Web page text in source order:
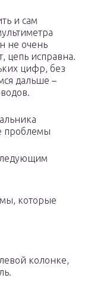
и сам
не очень
цепь исправна.
цифр, без
дальше –
проблемы
которые
колонке,